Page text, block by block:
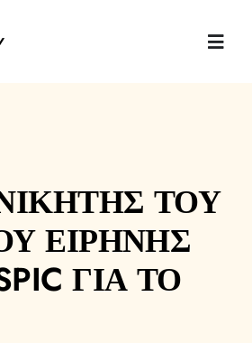
ΤΟΥ
ΕΙΡΗΝΗΣ
ΓΙΑ ΤΟ